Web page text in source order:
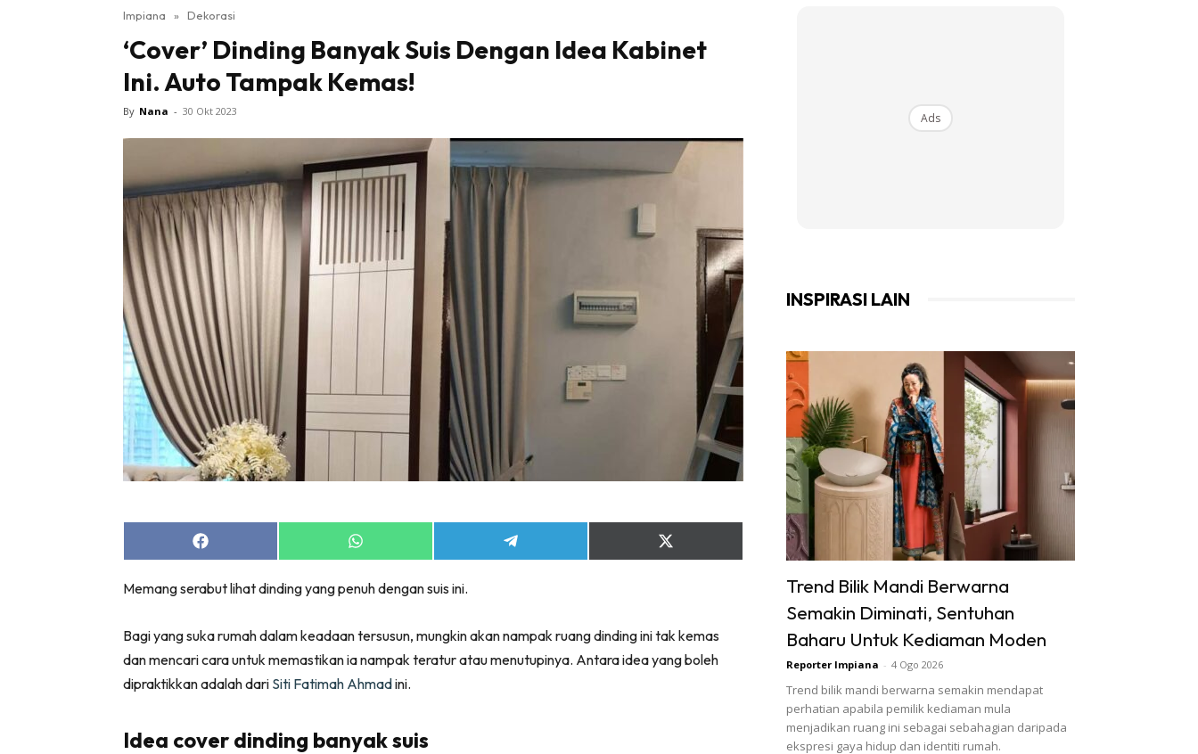
Buletin
Bilik Air
Bilik Tidur
Ruang Makan
Ruang Tamu
Direktori
Interior Design
DIY
Bilik Air
Dapur
Ruang Tamu
Menarik Lagi
Makeover Ruang Selebriti
Impiana » Dekorasi
‘Cover’ Dinding Banyak Suis Dengan Idea Kabinet
Ini. Auto Tampak Kemas!
By Nana - 30 Okt 2023
Share
on
Share
on
Share
on
Share
on
Memang serabut lihat dinding yang penuh dengan suis ini.
Bagi yang suka rumah dalam keadaan tersusun, mungkin akan nampak ruang dinding ini tak kemas
dan mencari cara untuk memastikan ia nampak teratur atau menutupinya. Antara idea yang boleh
dipraktikkan adalah dari Siti Fatimah Ahmadini.
Idea cover dinding banyak suis
Ads
INSPIRASI LAIN
Trend Bilik Mandi Berwarna
Semakin Diminati, Sentuhan
Baharu Untuk Kediaman Moden
Reporter Impiana - 4 Ogo 2026
Trend bilik mandi berwarna semakin mendapat
perhatian apabila pemilik kediaman mula
menjadikan ruang ini sebagai sebahagian daripada
ekspresi gaya hidup dan identiti rumah.